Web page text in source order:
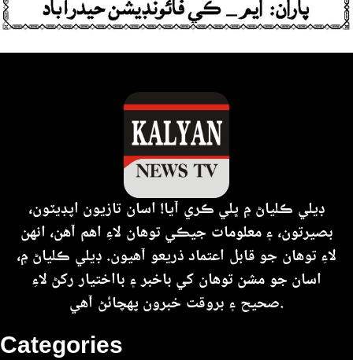
Categories
ڊيلي ڪلياڻ ۾ ڀلي ڪري آيا! اسان تازيون اپڊيٽون،
بصيرتون، ۽ معلومات جيڪي توهان لاءِ اهم آهن، انهن
لاءِ توهان جو قابل اعتماد ذريعو آهيون. ڊيلي ڪلياڻ ۾،
اسان جو مشن توهان کي باخبر ۽ بااختيار رکڻ لاءِ
صحيح ۽ بروقت خبرون پهچائڻ آهي.